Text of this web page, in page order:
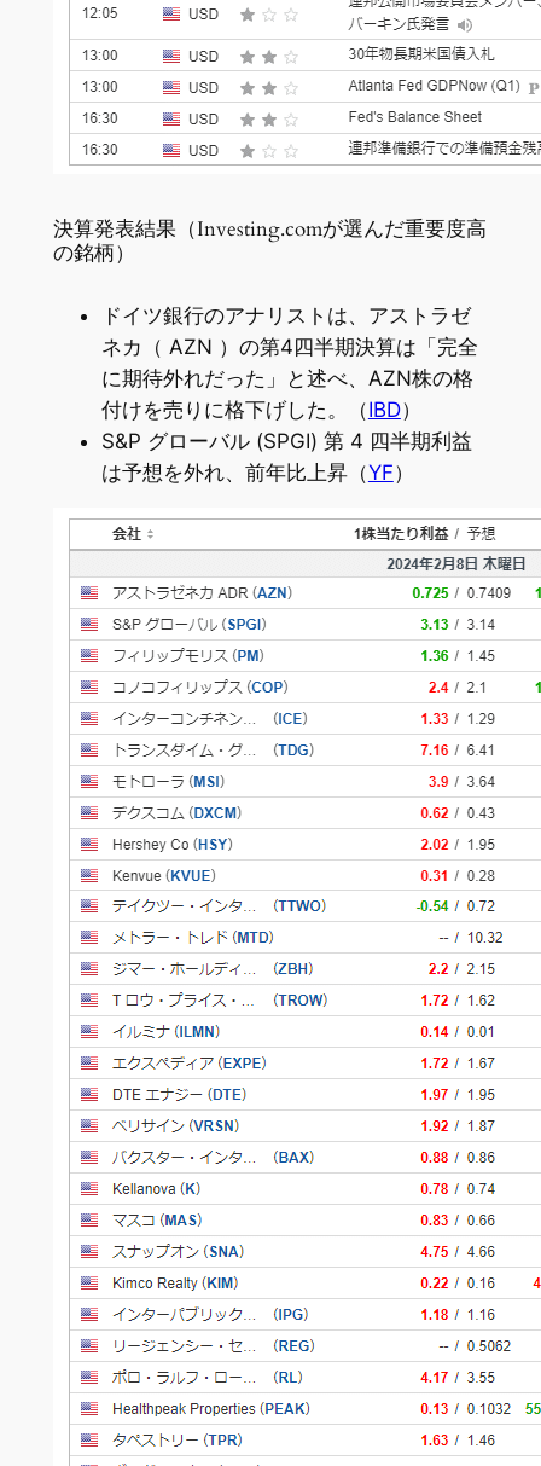
決算発表結果（Investing.comが選んだ重要度高
の銘柄）
ドイツ銀行のアナリストは、アストラゼ
ネカ（ AZN ）の第4四半期決算は「完全
に期待外れだった」と述べ、AZN株の格
付けを売りに格下げした。（IBD）
S&P グローバル (SPGI) 第 4 四半期利益
は予想を外れ、前年比上昇（YF）